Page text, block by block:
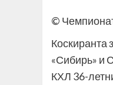
©
Коскиранта
«Сибирь» и
КХЛ 36-